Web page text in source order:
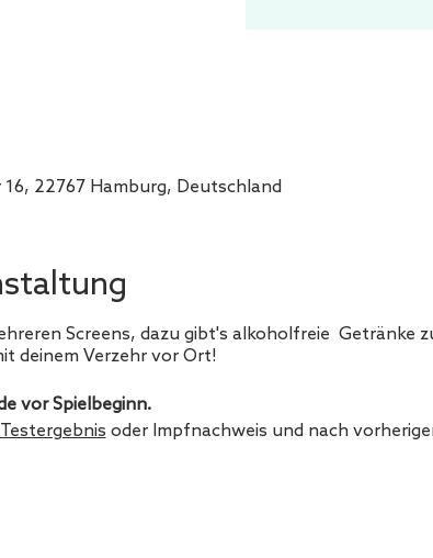
22767 Hamburg, Deutschland
Screens, dazu gibt's alkoholfreie Getränke
deinem Verzehr vor Ort!
vor Spielbeginn.
oder Impfnachweis und nach